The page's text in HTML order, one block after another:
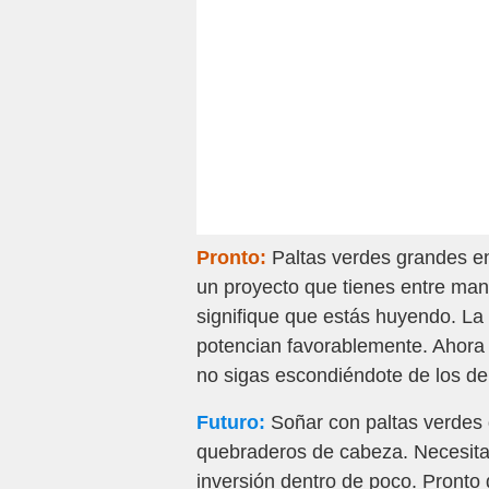
Pronto: Paltas verdes grandes
un proyecto que tienes entre
signifique que estás huyendo.
potencian favorablemente.
no sigas escondiéndote de los
Futuro: Soñar con paltas
quebraderos de cabeza.
inversión dentro de poco.